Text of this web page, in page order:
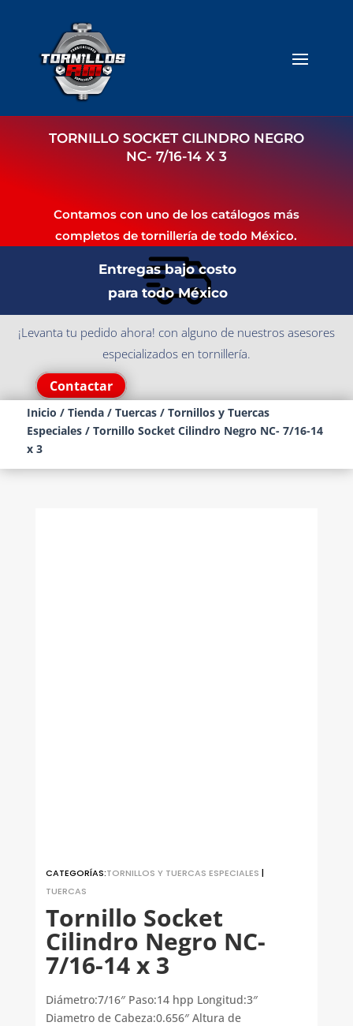
TORNILLO SOCKET CILINDRO NEGRO
NC- 7/16-14 X 3
Contamos con uno de los catálogos más
completos de tornillería de todo México.
Entregas bajo costo
para todo México
¡Levanta tu pedido ahora! con alguno de nuestros asesores
especializados en tornillería.
Contactar
Inicio / Tienda/ Tuercas/ Tornillos y Tuercas
Especiales/ Tornillo Socket Cilindro Negro NC- 7/16-14
x 3
CATEGORÍAS:TORNILLOS Y TUERCAS ESPECIALES |
TUERCAS
Tornillo Socket
Cilindro Negro NC-
7/16-14 x 3
Diámetro:7/16″ Paso:14 hpp Longitud:3″
Diametro de Cabeza:0.656″ Altura de